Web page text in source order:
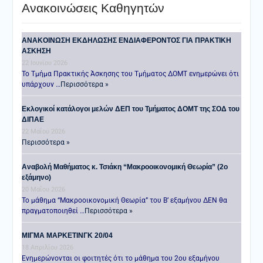
Ανακοινώσεις Καθηγητών
ANAKOINΩΣΗ ΕΚΔΗΛΩΣΗΣ ΕΝΔΙΑΦΕΡΟΝΤΟΣ ΓΙΑ ΠΡΑΚΤΙΚΗ
ΑΣΚΗΣΗ
22 Ιουνίου 2026
Το Τμήμα Πρακτικής Άσκησης του Τμήματος ΔΟΜΤ ενημερώνει ότι
υπάρχουν …Περισσότερα »
Εκλογικοί κατάλογοι μελών ΔΕΠ του Τμήματος ΔΟΜΤ της ΣΟΔ του
ΔΙΠΑΕ
22 Μαΐου 2026
Περισσότερα »
Αναβολή Μαθήματος κ. Τσιάκη “Μακροοικονομική Θεωρία” (2ο
εξάμηνο)
20 Μαΐου 2026
Το μάθημα “Μακροοικονομική Θεωρία” του Β’ εξαμήνου ΔΕΝ θα
πραγματοποιηθεί …Περισσότερα »
ΜΙΓΜΑ ΜΑΡΚΕΤΙΝΓΚ 20/04
18 Απριλίου 2026
Ενημερώνονται οι φοιτητές ότι το μάθημα του 2ου εξαμήνου